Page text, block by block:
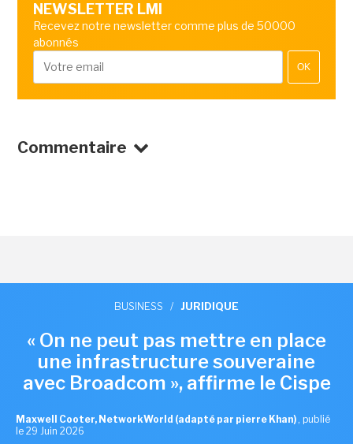
NEWSLETTER LMI
Recevez notre newsletter comme plus de 50000
abonnés
OK
Commentaire
BUSINESS / JURIDIQUE
« On ne peut pas mettre en place
une infrastructure souveraine
avec Broadcom », affirme le Cispe
Maxwell Cooter, NetworkWorld (adapté par pierre Khan) , publié
le 29 Juin 2026